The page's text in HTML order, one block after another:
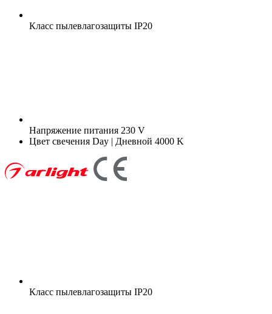
Класс пылевлагозащиты IP20
Напряжение питания 230 V
Цвет свечения Day | Дневной 4000 K
Класс пылевлагозащиты IP20